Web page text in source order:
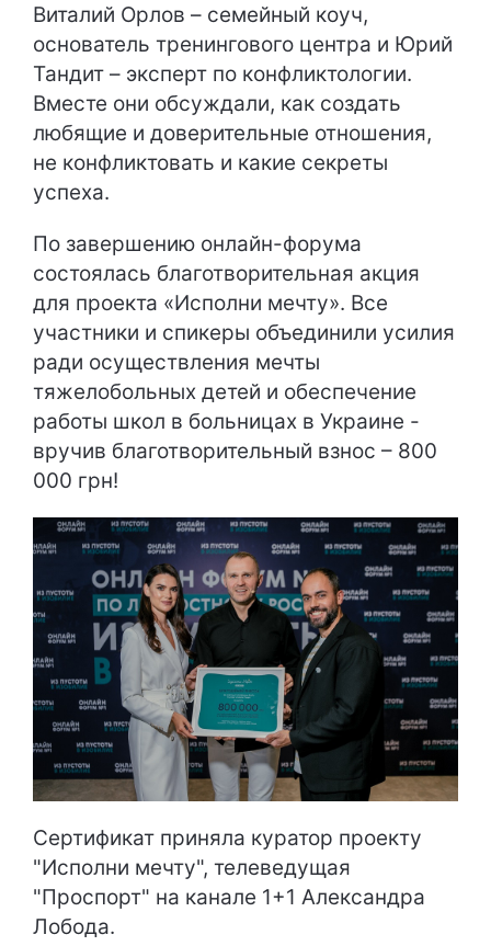
Виталий Орлов – семейный коуч,
основатель тренингового центра и Юрий
Тандит – эксперт по конфликтологии.
Вместе они обсуждали, как создать
любящие и доверительные отношения,
не конфликтовать и какие секреты
успеха.
По завершению онлайн-форума
состоялась благотворительная акция
для проекта «Исполни мечту». Все
участники и спикеры объединили усилия
ради осуществления мечты
тяжелобольных детей и обеспечение
работы школ в больницах в Украине -
вручив благотворительный взнос – 800
000 грн!
Сертификат приняла куратор проекту
"Исполни мечту", телеведущая
"Проспорт" на канале 1+1 Александра
Лобода.